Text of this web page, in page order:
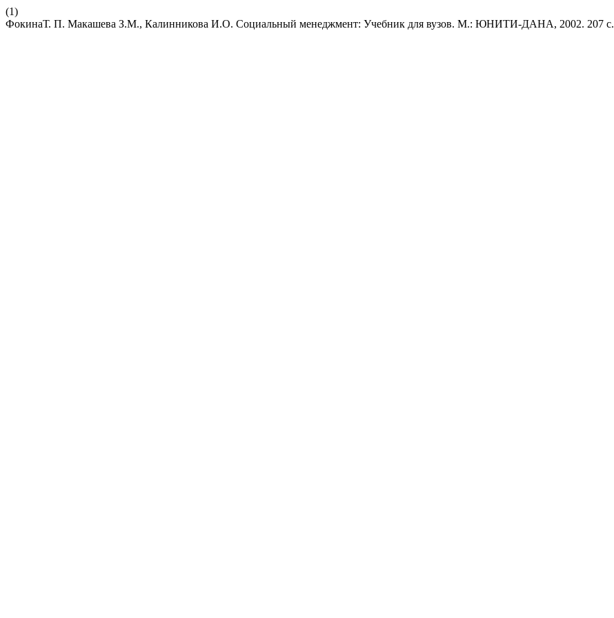
(1)
ФокинаТ. П. Макашева З.М., Калинникова И.О. Социальный менеджмент: Учебник для вузов. М.: ЮНИТИ-ДАНА, 2002. 207 с.